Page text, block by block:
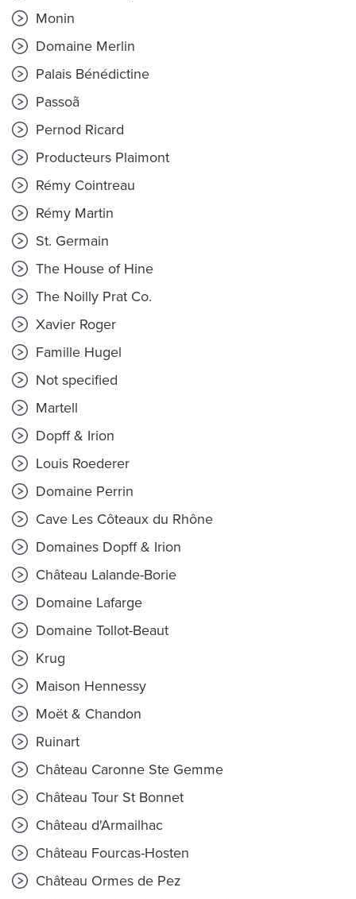
Monin
Domaine Merlin
Palais Bénédictine
Passoã
Pernod Ricard
Producteurs Plaimont
Rémy Cointreau
Rémy Martin
St. Germain
The House of Hine
The Noilly Prat Co.
Xavier Roger
Famille Hugel
Not specified
Martell
Dopff & Irion
Louis Roederer
Domaine Perrin
Cave Les Côteaux du Rhône
Domaines Dopff & Irion
Château Lalande-Borie
Domaine Lafarge
Domaine Tollot-Beaut
Krug
Maison Hennessy
Moët & Chandon
Ruinart
Château Caronne Ste Gemme
Château Tour St Bonnet
Château d'Armailhac
Château Fourcas-Hosten
Château Ormes de Pez